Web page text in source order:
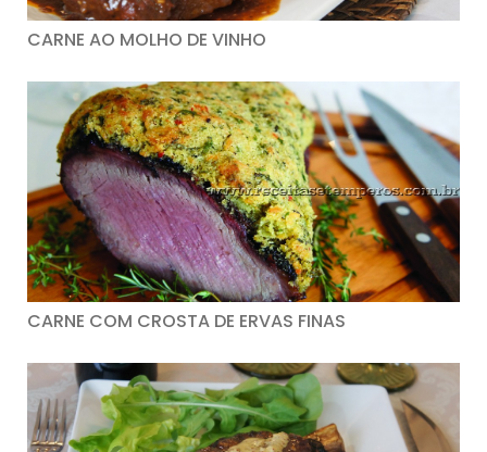
CARNE AO MOLHO DE VINHO
CARNE COM CROSTA DE ERVAS FINAS